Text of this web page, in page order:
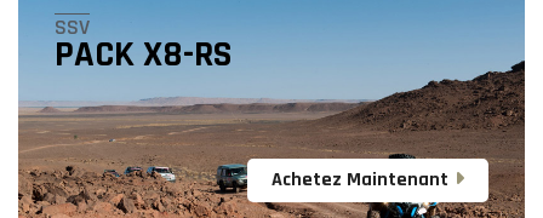
SSV
PACK X8-RS
Achetez Maintenant